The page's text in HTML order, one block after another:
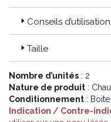
Code ACL : 1004840 /
1004842 / 1004837 /
10044849
Code EAN :
/ 3611610048466 /
3611610048435 /
3611610049497
Conseils
Taille
Nombre d’unités : 2
Nature de produit :
Conditionnement :
Indication / Contre-